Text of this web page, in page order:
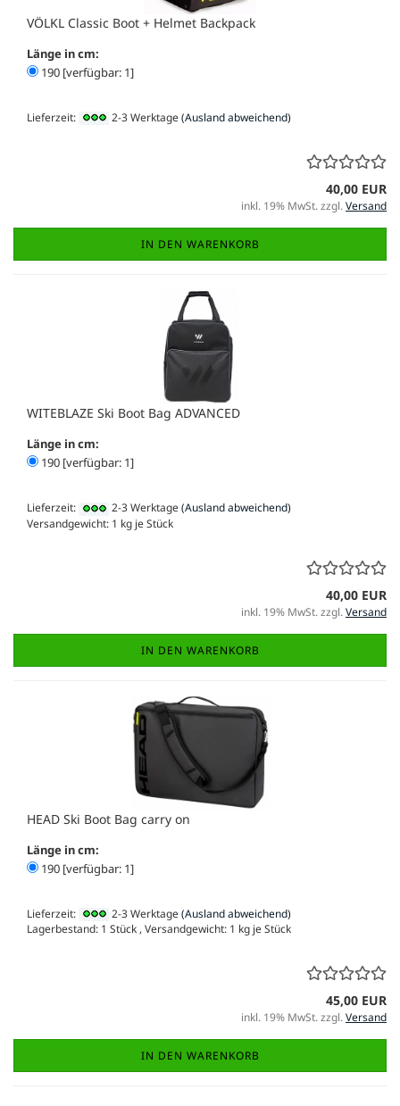
VÖLKL Classic Boot + Helmet Backpack
Länge in cm:
190 [verfügbar: 1]
Lieferzeit: 2-3 Werktage(Ausland abweichend)
40,00 EUR
inkl. 19% MwSt. zzgl.Versand
IN DEN WARENKORB
WITEBLAZE Ski Boot Bag ADVANCED
Länge in cm:
190 [verfügbar: 1]
Lieferzeit: 2-3 Werktage(Ausland abweichend)
Versandgewicht: 1 kg je Stück
40,00 EUR
inkl. 19% MwSt. zzgl.Versand
IN DEN WARENKORB
HEAD Ski Boot Bag carry on
Länge in cm:
190 [verfügbar: 1]
Lieferzeit: 2-3 Werktage(Ausland abweichend)
Lagerbestand: 1 Stück , Versandgewicht: 1 kg je Stück
45,00 EUR
inkl. 19% MwSt. zzgl.Versand
IN DEN WARENKORB